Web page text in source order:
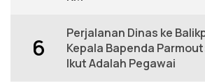
6
Perjalanan Dinas ke
Kepala Bapenda
Ikut Adalah Pegawai